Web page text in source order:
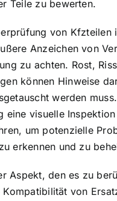
Teile zu bewerten.
von Kfzteilen
Anzeichen von
zu achten. Rost,
können Hinweise
werden
eine visuelle
um potenzielle
erkennen und zu
Aspekt, den es zu
von